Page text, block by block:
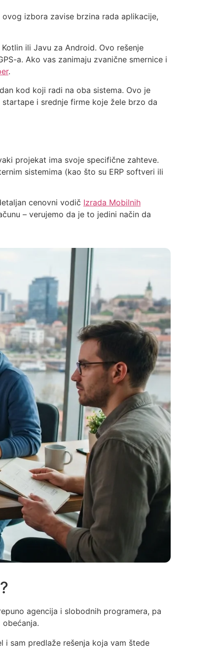
izbora zavise brzina rada aplikacije,
ili Javu za Android. Ovo rešenje
a. Ako vas zanimaju zvanične smernice i
.
kod koji radi na oba sistema. Ovo je
i srednje firme koje žele brzo da
projekat ima svoje specifične zahteve.
sistemima (kao što su ERP softveri ili
cenovni vodič Izrada Mobilnih
– verujemo da je to jedini način da
agencija i slobodnih programera, pa
i sam predlaže rešenja koja vam štede